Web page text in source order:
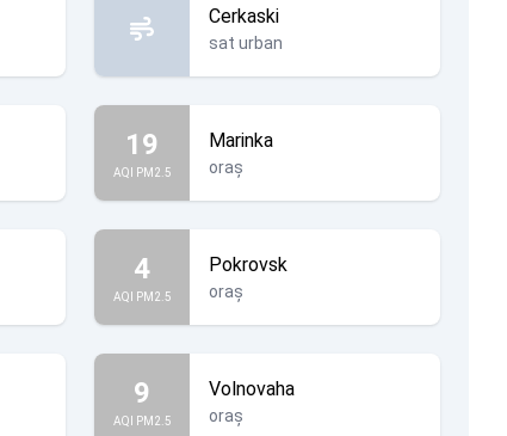
Cerkaski
sat urban
19
AQI PM2.5
Marinka
oraș
4
AQI PM2.5
Pokrovsk
oraș
9
AQI PM2.5
Volnovaha
oraș